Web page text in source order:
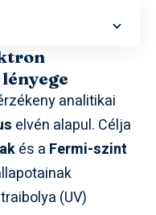
analitikai
elvén alapul. Célja
és a Fermi-szint
(UV)